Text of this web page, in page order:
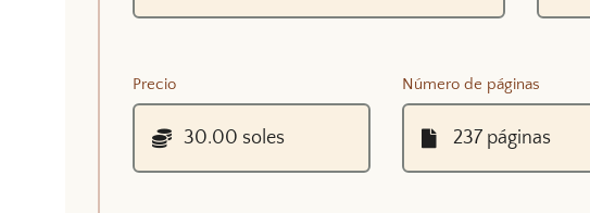
Precio Número de páginas